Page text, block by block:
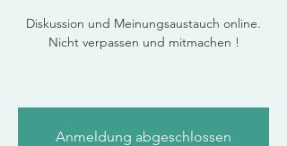
Diskussion und Meinungsaustauch online.
Nicht verpassen und mitmachen !
Anmeldung abgeschlossen